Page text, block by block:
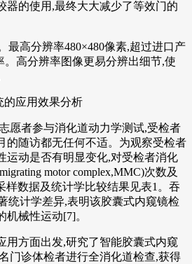
器的使用,最终大大减少了等效门的
最高分辨率480×480像素,超过进口产
。高分辨率图像更易分辨出细节,使
的应用效果分析
愿者参与消化道动力学测试,受检者
的随访都无任何不适。为观察受检者
运动是否有明显变化,对受检者消化
motor complex,MMC)次数及
样数据及统计学比较结果见表1。吞
统计学差异,表明该胶囊式内窥镜检
械性运动[7]。
用方面出发,研究了智能胶囊式内窥
门诊体检者进行全消化道检查,获得